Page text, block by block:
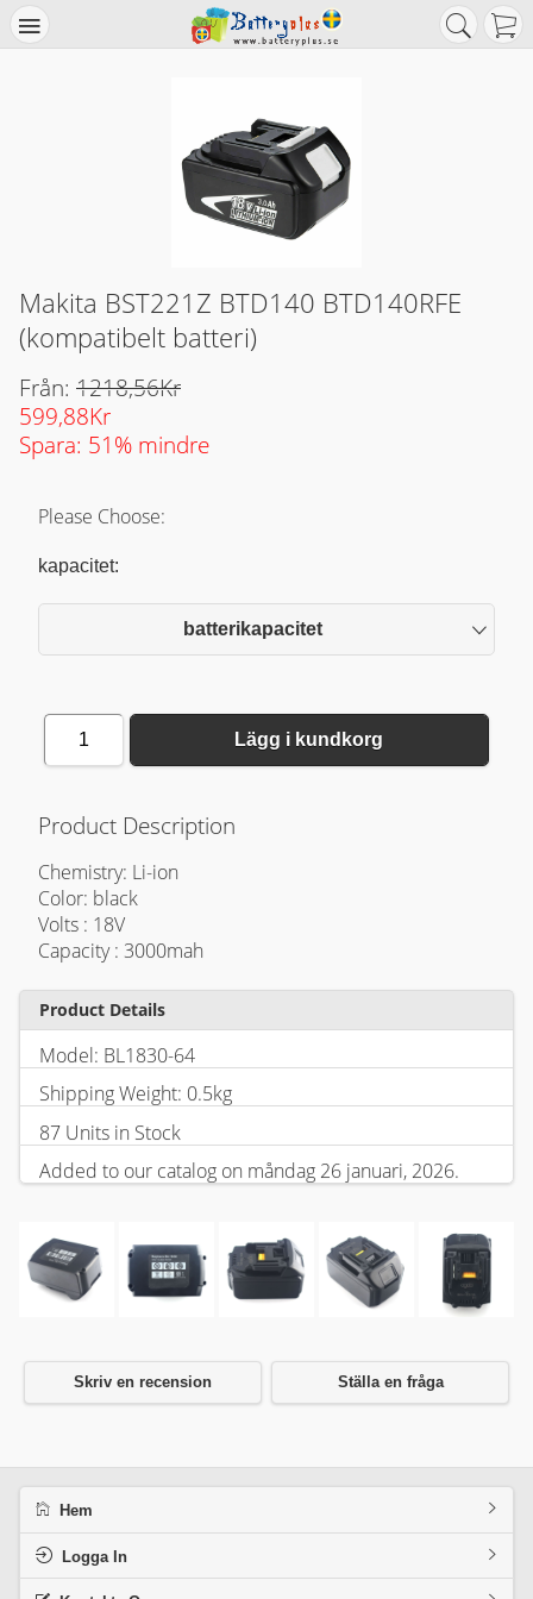
Makita BST221Z BTD140 BTD140RFE
(kompatibelt batteri)
Från: 1218,56Kr
599,88Kr
Spara: 51% mindre
Please Choose:
kapacitet:
batterikapacitet
1 Lägg i kundkorg
Product Description
Chemistry: Li-ion
Color: black
Volts : 18V
Capacity : 3000mah
Product Details
Model: BL1830-64
Shipping Weight: 0.5kg
87 Units in Stock
Added to our catalog on måndag 26 januari, 2026.
Skriv en recension Ställa en fråga
Hem
Logga In